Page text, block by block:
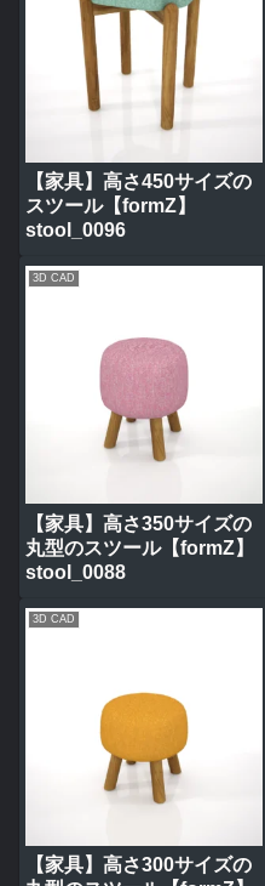
【家具】高さ450サイズの
スツール【formZ】
stool_0096
3D CAD
【家具】高さ350サイズの
丸型のスツール【formZ】
stool_0088
3D CAD
【家具】高さ300サイズの